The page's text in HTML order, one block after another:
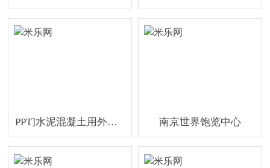
PPT]水泥混凝土用外加剂 南京世界饱览中心